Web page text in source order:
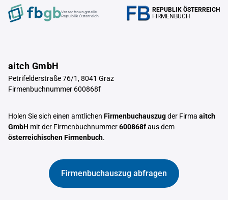
Verrechnungstelle
Republik Österreich
REPUBLIK ÖSTERREICH
FIRMENBUCH
aitch GmbH
Petrifelderstraße 76/1, 8041 Graz
Firmenbuchnummer 600868f
Holen Sie sich einen amtlichen Firmenbuchauszugder Firma aitch
GmbH mit der Firmenbuchnummer600868faus dem
österreichischen Firmenbuch.
Firmenbuchauszug abfragen